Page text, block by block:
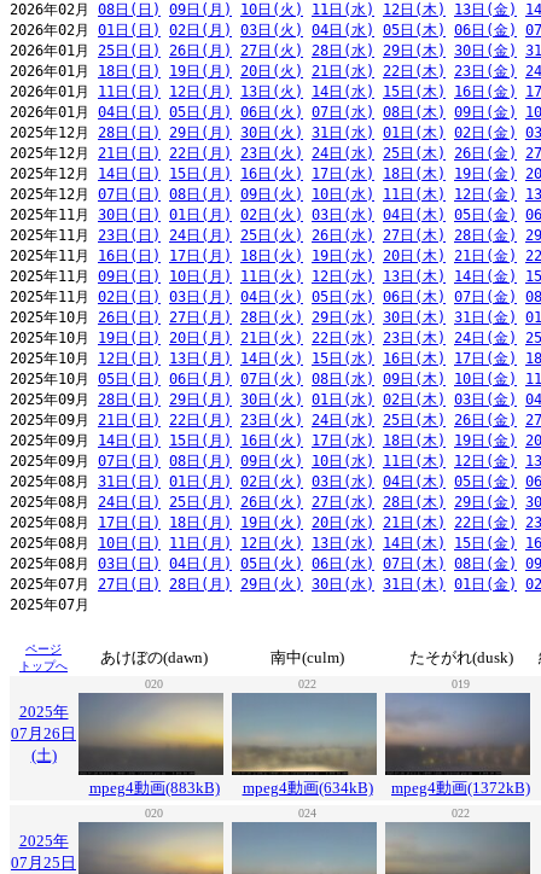
2026年02月 08日(日) 09日(月) 10日(火) 11日(水) 12日(木) 13日(金)
2026年02月 01日(日) 02日(月) 03日(火) 04日(水) 05日(木) 06日(金)
2026年01月 25日(日) 26日(月) 27日(火) 28日(水) 29日(木) 30日(金)
2026年01月 18日(日) 19日(月) 20日(火) 21日(水) 22日(木) 23日(金)
2026年01月 11日(日) 12日(月) 13日(火) 14日(水) 15日(木) 16日(金)
2026年01月 04日(日) 05日(月) 06日(火) 07日(水) 08日(木) 09日(金)
2025年12月 28日(日) 29日(月) 30日(火) 31日(水) 01日(木) 02日(金)
2025年12月 21日(日) 22日(月) 23日(火) 24日(水) 25日(木) 26日(金)
2025年12月 14日(日) 15日(月) 16日(火) 17日(水) 18日(木) 19日(金)
2025年12月 07日(日) 08日(月) 09日(火) 10日(水) 11日(木) 12日(金)
2025年11月 30日(日) 01日(月) 02日(火) 03日(水) 04日(木) 05日(金)
2025年11月 23日(日) 24日(月) 25日(火) 26日(水) 27日(木) 28日(金)
2025年11月 16日(日) 17日(月) 18日(火) 19日(水) 20日(木) 21日(金)
2025年11月 09日(日) 10日(月) 11日(火) 12日(水) 13日(木) 14日(金)
2025年11月 02日(日) 03日(月) 04日(火) 05日(水) 06日(木) 07日(金)
2025年10月 26日(日) 27日(月) 28日(火) 29日(水) 30日(木) 31日(金)
2025年10月 19日(日) 20日(月) 21日(火) 22日(水) 23日(木) 24日(金)
2025年10月 12日(日) 13日(月) 14日(火) 15日(水) 16日(木) 17日(金)
2025年10月 05日(日) 06日(月) 07日(火) 08日(水) 09日(木) 10日(金)
2025年09月 28日(日) 29日(月) 30日(火) 01日(水) 02日(木) 03日(金)
2025年09月 21日(日) 22日(月) 23日(火) 24日(水) 25日(木) 26日(金)
2025年09月 14日(日) 15日(月) 16日(火) 17日(水) 18日(木) 19日(金)
2025年09月 07日(日) 08日(月) 09日(火) 10日(水) 11日(木) 12日(金)
2025年08月 31日(日) 01日(月) 02日(火) 03日(水) 04日(木) 05日(金)
2025年08月 24日(日) 25日(月) 26日(火) 27日(水) 28日(木) 29日(金)
2025年08月 17日(日) 18日(月) 19日(火) 20日(水) 21日(木) 22日(金)
2025年08月 10日(日) 11日(月) 12日(火) 13日(水) 14日(木) 15日(金)
2025年08月 03日(日) 04日(月) 05日(火) 06日(水) 07日(木) 08日(金)
2025年07月 27日(日) 28日(月) 29日(火) 30日(水) 31日(木) 01日(金)
ページ
トップへ
あけぼの(dawn) 南中(culm) たそがれ(dusk)
020 022 019
2025年
07月26日
(土)
mpeg4動画(883kB)
mpeg4動画(634kB) mpeg4動画(1372kB)
020 024 022
2025年
07月25日